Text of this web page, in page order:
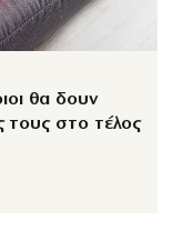
θα δουν
τους στο τέλος